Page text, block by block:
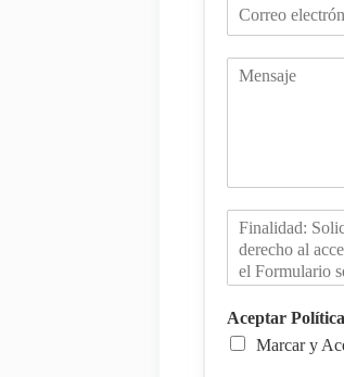
Aceptar
Marcar y